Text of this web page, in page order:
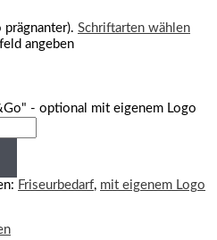
prägnanter). Schriftarten wählen
angeben
- optional mit eigenem Logo
Friseurbedarf, mit eigenem Logo